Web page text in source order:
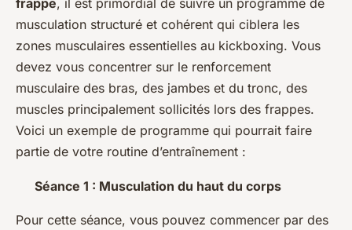
musculation structuré et cohérent qui ciblera les
zones musculaires essentielles au kickboxing. Vous
devez vous concentrer sur le renforcement
musculaire des bras, des jambes et du tronc, des
muscles principalement sollicités lors des frappes.
Voici un exemple de programme qui pourrait faire
partie de votre routine d’entraînement :
Séance 1 : Musculation du haut du corps
Pour cette séance, vous pouvez commencer par des